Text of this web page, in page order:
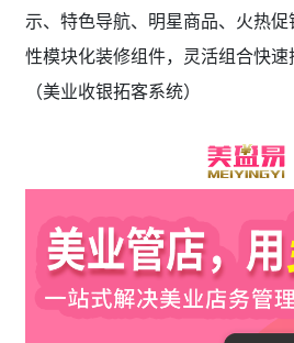
示、特色导航、明星商品、火热
性模块化装修组件，灵活组合快速
（美业收银拓客系统）